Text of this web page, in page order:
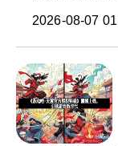
2026-08-07